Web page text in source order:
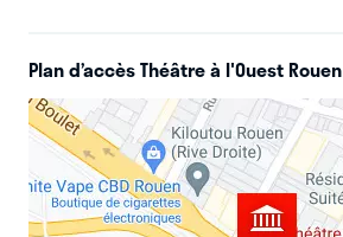
féministe et rester romantique ! »
Plan d’accès Théâtre à l'Ouest Rouen